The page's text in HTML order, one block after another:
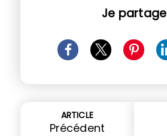
Je partage
ARTICLE
Précédent